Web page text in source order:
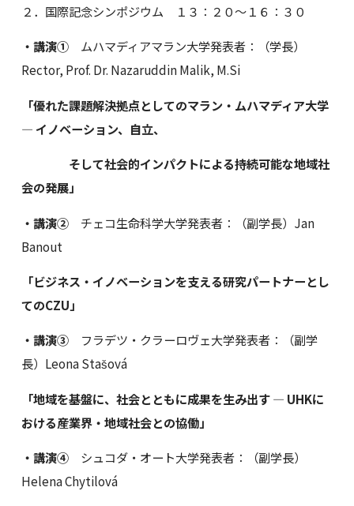
２．国際記念シンポジウム １３：２０～１６：３０
・講演①ムハマディアマラン大学発表者：（学長）
Rector, Prof. Dr. Nazaruddin Malik, M.Si
「優れた課題解決拠点としてのマラン・ムハマディア大学
― イノベーション、自立、
そして社会的インパクトによる持続可能な地域社
会の発展」
・講演②チェコ生命科学大学発表者：（副学長）Jan
Banout
「ビジネス・イノベーションを支える研究パートナーとし
てのCZU」
・講演③フラデツ・クラーロヴェ大学発表者：（副学
長）Leona Stašová
「地域を基盤に、社会とともに成果を生み出す ― UHKに
おける産業界・地域社会との協働」
・講演④シュコダ・オート大学発表者：（副学長）
Helena Chytilová